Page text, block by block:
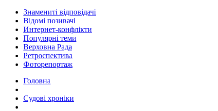
Знамениті відповідачі
Відомі позивачі
Интернет-конфлікти
Популярні теми
Верховна Рада
Ретроспектива
Фоторепортаж
Головна
Судові хроніки